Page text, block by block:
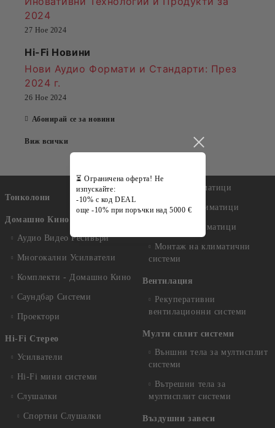
2024
27 Ное 2024
Hi-Fi Новини
Нови Аудио Формати и Стандарти: През
2024 г.
26 Ное 2024
Абонирай се за новини
Виж всички
Тонколони
Домашно Кино
Аудио Видео Рeсивъри
Многокални Усилватели
Комплекти - Домашно Кино
Саундбар Системи
Проектори
Hi-Fi Стерео
Усилватели
Hi-Fi мини системи
Слушалки
Спортни Слушалки
Подови климатици
Мобилни климатици
Колонни климатици
Монтаж на климатични
системи
Вентилация
Рекуперативни
вентилационни системи
Мулти сплит системи
Външни тела за мултисплит
системи
Вътрешни тела за
мултисплит системи
Въздушни завеси
⏳ Ограничена оферта! Не
изпускайте:
-10% с код DEAL
още -10% при поръчки над 5000 €